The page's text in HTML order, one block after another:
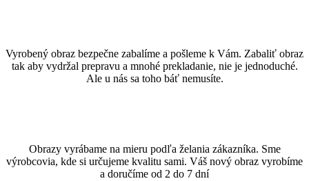
Vyrobený obraz bezpečne zabalíme a pošleme k Vám. Zabaliť obraz
tak aby vydržal prepravu a mnohé prekladanie, nie je jednoduché.
Ale u nás sa toho báť nemusíte.
Obrazy vyrábame na mieru podľa želania zákazníka. Sme
výrobcovia, kde si určujeme kvalitu sami. Váš nový obraz vyrobíme
a doručíme od 2 do 7 dní